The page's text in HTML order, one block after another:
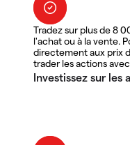
Tradez sur plus de 8
l'achat ou à la vente.
directement aux prix
trader les actions